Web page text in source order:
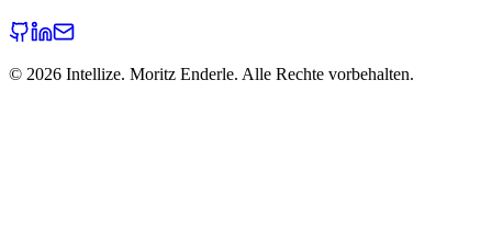
© 2026 Intellize. Moritz Enderle. Alle Rechte vorbehalten.